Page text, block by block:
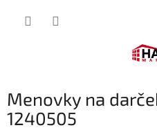
Menovky na
1240505